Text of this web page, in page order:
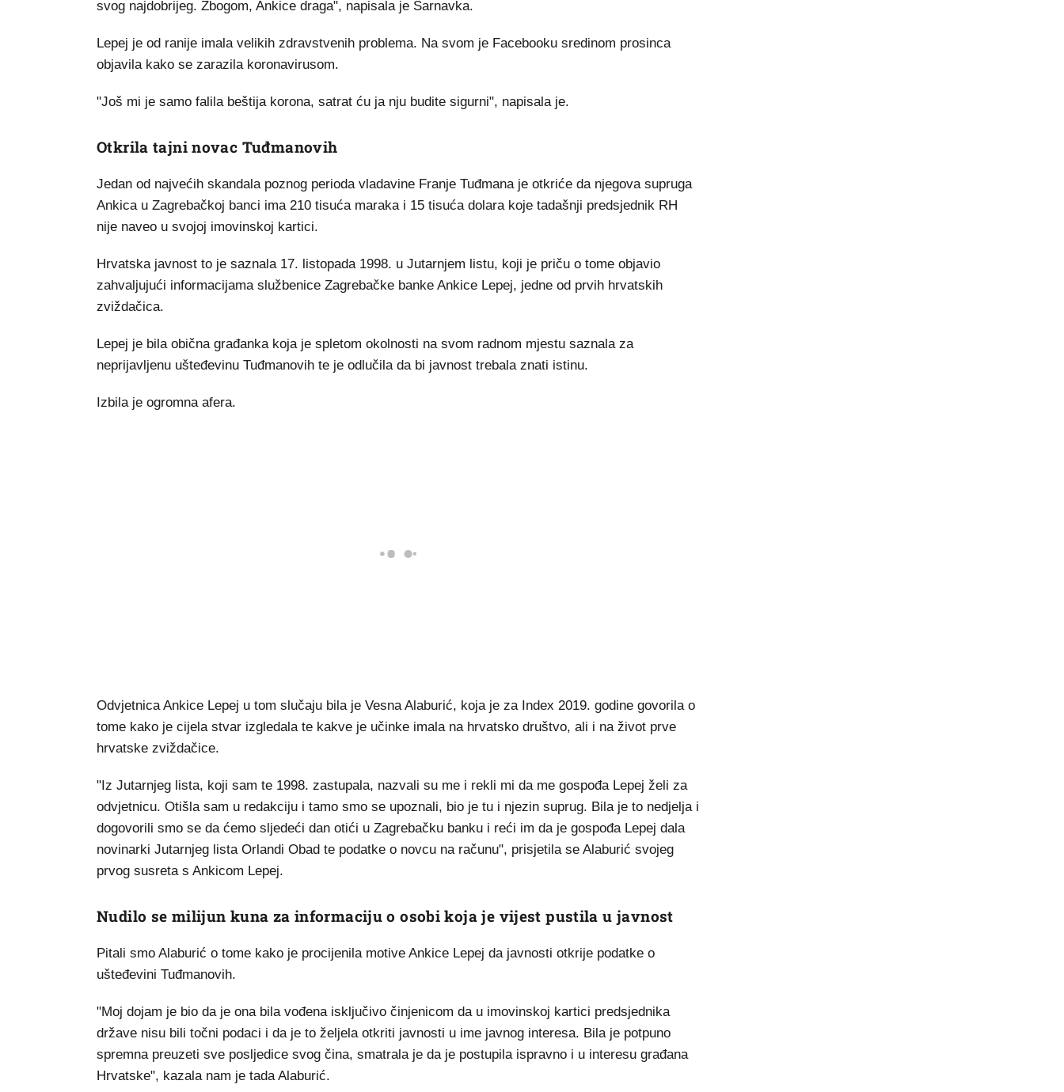
svog najdobrijeg. Zbogom, Ankice draga", napisala je Sarnavka.
Lepej je od ranije imala velikih zdravstvenih problema. Na svom je Facebooku sredinom prosinca
objavila kako se zarazila koronavirusom.
"Još mi je samo falila beštija korona, satrat ću ja nju budite sigurni", napisala je.
Otkrila tajni novac Tuđmanovih
Jedan od najvećih skandala poznog perioda vladavine Franje Tuđmana je otkriće da njegova supruga
Ankica u Zagrebačkoj banci ima 210 tisuća maraka i 15 tisuća dolara koje tadašnji predsjednik RH
nije naveo u svojoj imovinskoj kartici.
Hrvatska javnost to je saznala 17. listopada 1998. u Jutarnjem listu, koji je priču o tome objavio
zahvaljujući informacijama službenice Zagrebačke banke Ankice Lepej, jedne od prvih hrvatskih
zviždačica.
Lepej je bila obična građanka koja je spletom okolnosti na svom radnom mjestu saznala za
neprijavljenu ušteđevinu Tuđmanovih te je odlučila da bi javnost trebala znati istinu.
Izbila je ogromna afera.
Odvjetnica Ankice Lepej u tom slučaju bila je Vesna Alaburić, koja je za Index 2019. godine govorila o
tome kako je cijela stvar izgledala te kakve je učinke imala na hrvatsko društvo, ali i na život prve
hrvatske zviždačice.
"Iz Jutarnjeg lista, koji sam te 1998. zastupala, nazvali su me i rekli mi da me gospođa Lepej želi za
odvjetnicu. Otišla sam u redakciju i tamo smo se upoznali, bio je tu i njezin suprug. Bila je to nedjelja i
dogovorili smo se da ćemo sljedeći dan otići u Zagrebačku banku i reći im da je gospođa Lepej dala
novinarki Jutarnjeg lista Orlandi Obad te podatke o novcu na računu", prisjetila se Alaburić svojeg
prvog susreta s Ankicom Lepej.
Nudilo se milijun kuna za informaciju o osobi koja je vijest pustila u javnost
Pitali smo Alaburić o tome kako je procijenila motive Ankice Lepej da javnosti otkrije podatke o
ušteđevini Tuđmanovih.
"Moj dojam je bio da je ona bila vođena isključivo činjenicom da u imovinskoj kartici predsjednika
države nisu bili točni podaci i da je to željela otkriti javnosti u ime javnog interesa. Bila je potpuno
spremna preuzeti sve posljedice svog čina, smatrala je da je postupila ispravno i u interesu građana
Hrvatske", kazala nam je tada Alaburić.